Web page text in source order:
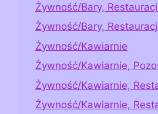
Żywność/Bary,
Żywność/Bary,
Żywność/Kawiarnie
Żywność/Kawiarnie,
Żywność/Kawiarnie,
Żywność/Kawiarnie,